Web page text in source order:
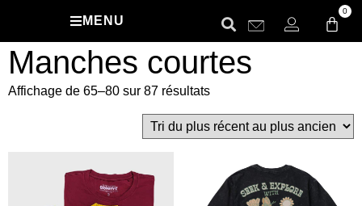
MENU
0
Manches courtes
Affichage de 65–80 sur 87 résultats